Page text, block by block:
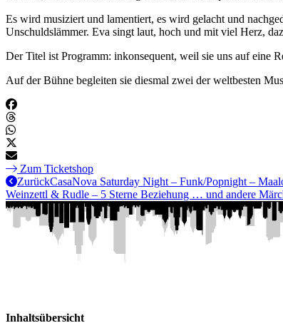
Es wird musiziert und lamentiert, es wird gelacht und
Unschuldslämmer. Eva singt laut, hoch und mit viel Herz,
Der Titel ist Programm: inkonsequent, weil sie uns auf eine
Auf der Bühne begleiten sie diesmal zwei der weltbesten
Zum Ticketshop
ZurückCasaNova Saturday Night – Funk/Popnight –
Weinzettl & Rudle – 5 Sterne Beziehung … und andere
Inhaltsübersicht